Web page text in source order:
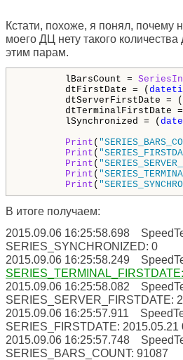
Кстати, похоже, я понял, почему
моего ДЦ нету такого
этим парам.
lBarsCount =
dtFirstDate = (
dtServerFirstDate = (
dtTerminalFirstDate
lSynchronized = (
Print (
Print (
Print (
Print (
Print (
В итоге получаем:
2015.09.06 16:25:58.698
SERIES_SYNCHRONIZED: 0
2015.09.06 16:25:58.249
SERIES_TERMINAL_FIRSTDATE:
2015.09.06 16:25:58.082
SERIES_SERVER_FIRSTDATE:
2015.09.06 16:25:57.911
SERIES_FIRSTDATE: 2015.05.21
2015.09.06 16:25:57.748
SERIES_BARS_COUNT: 91087